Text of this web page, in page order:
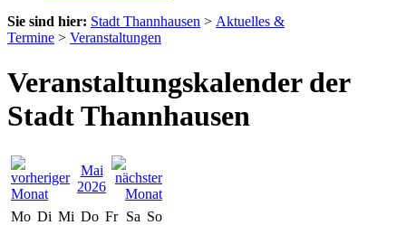
Sie sind hier: Stadt Thannhausen > Aktuelles &
Termine > Veranstaltungen
Veranstaltungskalender der
Stadt Thannhausen
Mai
2026
Mo Di Mi Do Fr Sa So